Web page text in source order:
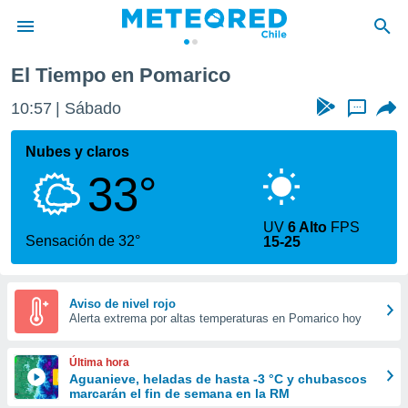
de
por
que se
calidad.
a este
las
y
forma
digital
basada
El Tiempo en Pomarico
10:57 Sábado ...
Nubes y claros
33°
Sensación de 32°
UV6 Alto FPS
15-25
Aviso de nivel rojo
Alerta extrema por altas temperaturas en Pomarico hoy
Última hora
Aguanieve, heladas de hasta -3 °C y chubascos
marcarán el fin de semana en la RM